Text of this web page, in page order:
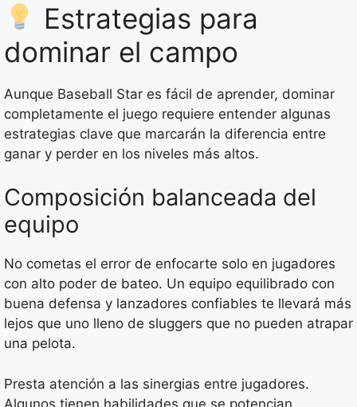
Estrategias para
dominar el campo
Aunque Baseball Star es fácil de aprender, dominar
completamente el juego requiere entender algunas
estrategias clave que marcarán la diferencia entre
ganar y perder en los niveles más altos.
Composición balanceada del
equipo
No cometas el error de enfocarte solo en jugadores
con alto poder de bateo. Un equipo equilibrado con
buena defensa y lanzadores confiables te llevará más
lejos que uno lleno de sluggers que no pueden atrapar
una pelota.
Presta atención a las sinergias entre jugadores.
Algunos tienen habilidades que se potencian